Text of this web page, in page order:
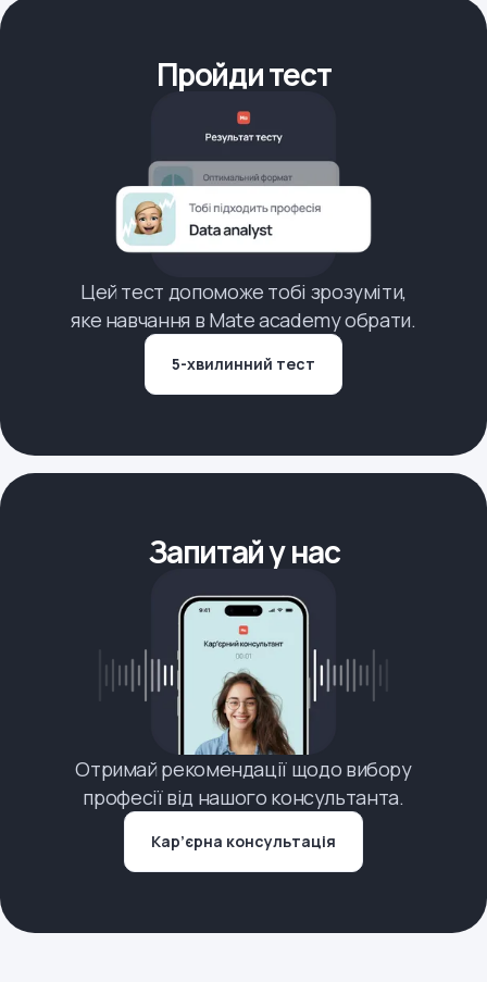
Пройди тест
Цей тест допоможе тобі зрозуміти,
яке навчання в Mate academy обрати.
5-хвилинний тест
Запитай у нас
Отримай рекомендації щодо вибору
професії від нашого консультанта.
Кар’єрна консультація